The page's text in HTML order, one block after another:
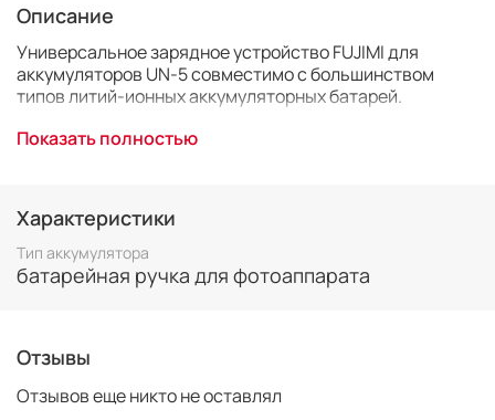
Описание
Универсальное зарядное устройство FUJIMI для
аккумуляторов UN-5 совместимо с большинством
типов литий-ионных аккумуляторных батарей.
Это идеальное решение, если вы или ваша семья
Время зарядки зависит от различной мощности
батареи.
Индикатор зарядки выключается, когда зарядка
Прилагаемый в комплекте DC адаптер 12V-24V
позволит заряжать аккумулятор от бортовой сети
автомобиля.
Показать полностью
Характеристики
Тип аккумулятора
батарейная ручка для фотоаппарата
Отзывы
Отзывов еще никто не оставлял